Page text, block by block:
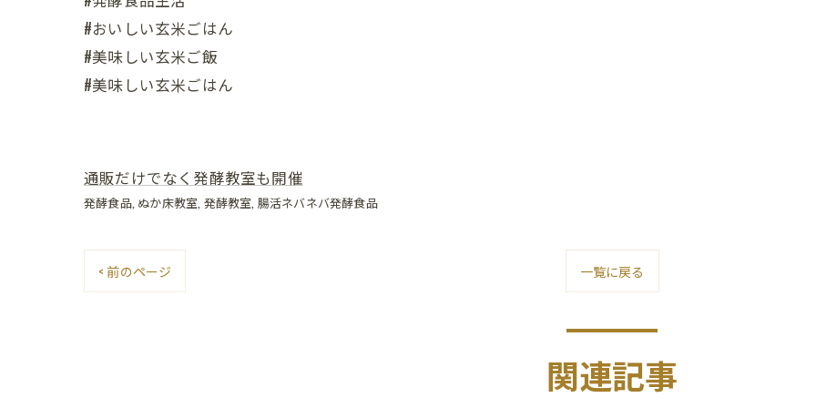
#おいしい玄米ごはん
#美味しい玄米ご飯
#美味しい玄米ごはん
通販だけでなく発酵教室も開催
発酵食品 ぬか床教室 発酵教室 腸活ネバネバ発酵食品
< 前のページ 一覧に戻る
関連記事